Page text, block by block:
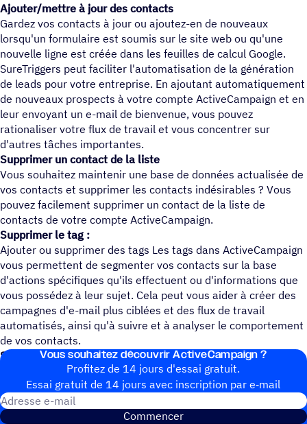
Ajouter/mettre à jour des contacts
Gardez vos contacts à jour ou ajoutez-en de nouveaux
lorsqu'un formulaire est soumis sur le site web ou qu'une
nouvelle ligne est créée dans les feuilles de calcul Google.
SureTriggers peut faciliter l'automatisation de la génération
de leads pour votre entreprise. En ajoutant automatiquement
de nouveaux prospects à votre compte ActiveCampaign et en
leur envoyant un e-mail de bienvenue, vous pouvez
rationaliser votre flux de travail et vous concentrer sur
d'autres tâches importantes.
Supprimer un contact de la liste
Vous souhaitez maintenir une base de données actualisée de
vos contacts et supprimer les contacts indésirables ? Vous
pouvez facilement supprimer un contact de la liste de
contacts de votre compte ActiveCampaign.
Supprimer le tag :
Ajouter ou supprimer des tags Les tags dans ActiveCampaign
vous permettent de segmenter vos contacts sur la base
d'actions spécifiques qu'ils effectuent ou d'informations que
vous possédez à leur sujet. Cela peut vous aider à créer des
campagnes d'e-mail plus ciblées et des flux de travail
automatisés, ainsi qu'à suivre et à analyser le comportement
de vos contacts.
Support :hello@suretriggers.com
Vous souhai­tez découvrir ActiveCampaign ?
Profitez de 14 jours d'essai gratuit.
Essai gratuit de 14 jours avec inscrip­tion par e‑mail
Commencer